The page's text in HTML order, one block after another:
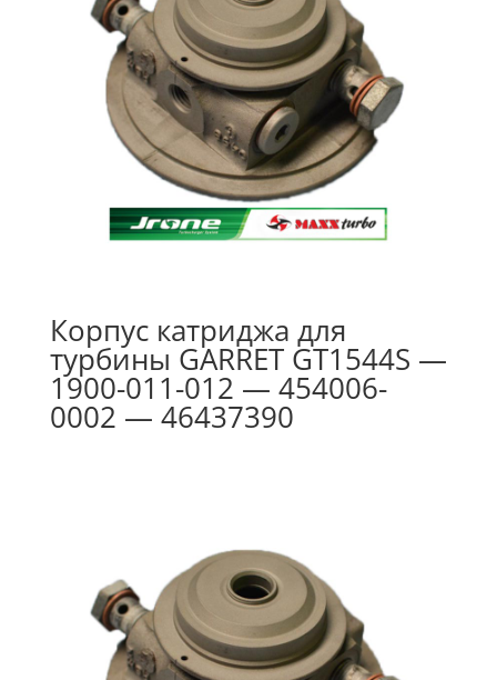
Корпус катриджа для
турбины GARRET GT1544S —
1900-011-012 — 454006-
0002 — 46437390